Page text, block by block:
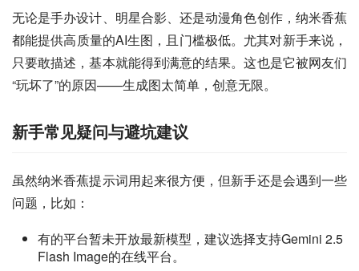
无论是手办设计、明星合影、还是动漫角色创作，纳米香蕉
都能提供高质量的AI生图，且门槛极低。尤其对新手来说，
只要敢描述，基本就能得到满意的结果。这也是它被网友们
“玩坏了”的原因——生成图太简单，创意无限。
新手常见疑问与避坑建议
虽然纳米香蕉提示词用起来很方便，但新手还是会遇到一些
问题，比如：
有的平台暂未开放最新模型，建议选择支持Gemini 2.5
Flash Image的在线平台。